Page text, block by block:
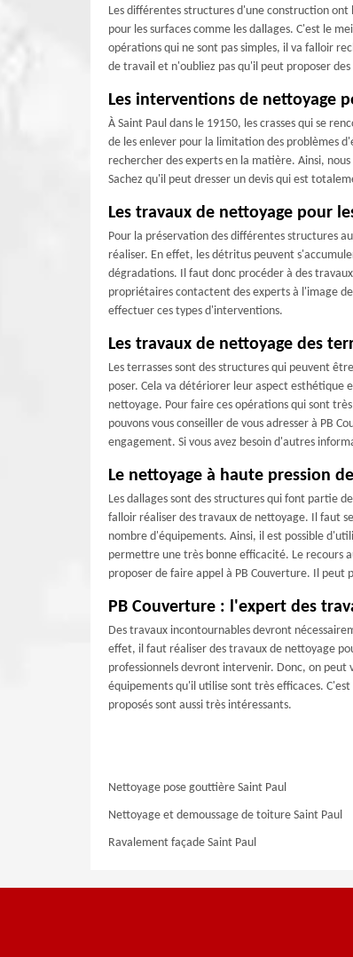
Les différentes structures d'une construction
pour les surfaces comme les dallages. C'est le
opérations qui ne sont pas simples, il va falloir
de travail et n'oubliez pas qu'il peut proposer
Les interventions de nettoyage
À Saint Paul dans le 19150, les crasses qui se
de les enlever pour la limitation des problèmes
rechercher des experts en la matière. Ainsi,
Sachez qu'il peut dresser un devis qui est
Les travaux de nettoyage pour
Pour la préservation des différentes structures
réaliser. En effet, les détritus peuvent
dégradations. Il faut donc procéder à des
propriétaires contactent des experts à l'image
effectuer ces types d'interventions.
Les travaux de nettoyage des
Les terrasses sont des structures qui peuvent
poser. Cela va détériorer leur aspect
nettoyage. Pour faire ces opérations qui sont
pouvons vous conseiller de vous adresser à PB
engagement. Si vous avez besoin d'autres
Le nettoyage à haute pression
Les dallages sont des structures qui font partie
falloir réaliser des travaux de nettoyage. Il faut
nombre d'équipements. Ainsi, il est possible
permettre une très bonne efficacité. Le recours
proposer de faire appel à PB Couverture. Il peut
PB Couverture : l'expert des
Des travaux incontournables devront
effet, il faut réaliser des travaux de nettoyage
professionnels devront intervenir. Donc, on peut
équipements qu'il utilise sont très efficaces.
proposés sont aussi très intéressants.
Nettoyage pose gouttière Saint Paul
Nettoyage et demoussage de toiture Saint Paul
Ravalement façade Saint Paul